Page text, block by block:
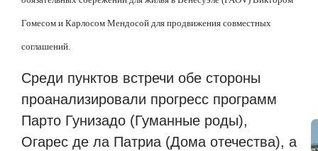
Гомесом и Карлосом Мендосой для продвижения совместных
соглашений.
Среди пунктов встречи обе стороны
проанализировали прогресс программ
Парто Гунизадо (Гуманные роды),
Огарес де ла Патриа (Дома отечества), а